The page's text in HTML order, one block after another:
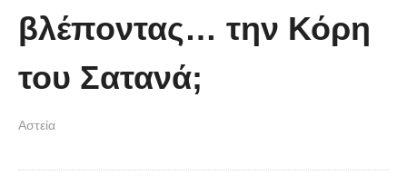
Απολαυστικοί Μέριλ Στριπ και Τομ
άλλον
βλέποντας… την Κόρη
του Σατανά;
Αστεία